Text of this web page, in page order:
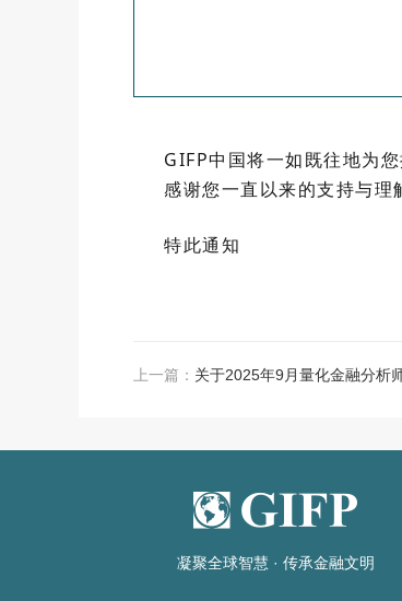
GIFP中国将一如既往地为
感谢您一直以来的支持与理
特此通知
上一篇：
凝聚全球智慧· 传承金融文明